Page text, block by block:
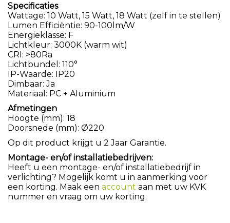
Specificaties
Wattage: 10 Watt, 15 Watt, 18 Watt (zelf in te stellen)
Lumen Efficiëntie: 90-100lm/W
Energieklasse: F
Lichtkleur: 3000K (warm wit)
CRI: >80Ra
Lichtbundel: 110°
IP-Waarde: IP20
Dimbaar: Ja
Materiaal: PC + Aluminium
Afmetingen
Hoogte (mm): 18
Doorsnede (mm): Ø220
Op dit product krijgt u 2 Jaar Garantie.
Montage- en/of installatiebedrijven:
Heeft u een montage- en/of installatiebedrijf in
verlichting? Mogelijk komt u in aanmerking voor
een korting. Maak een account aan met uw KVK
nummer en vraag om uw korting.